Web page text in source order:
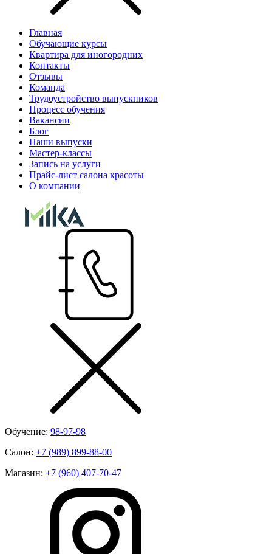
Главная
Обучающие курсы
Квартира для иногородних
Контакты
Отзывы
Команда
Трудоустройство выпускников
Процесс обучения
Вакансии
Блог
Наши выпуски
Мастер-классы
Запись на услуги
Прайс-лист салона красоты
О компании
Обучение: 98-97-98
Салон: +7 (989) 899-88-00
Магазин: +7 (960) 407-70-47